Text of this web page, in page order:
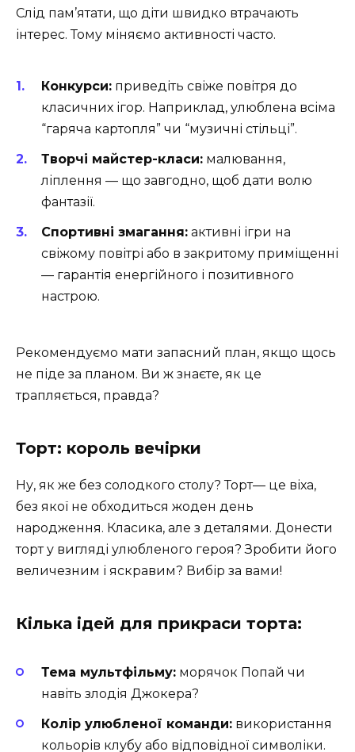
Слід пам’ятати, що діти швидко втрачають
інтерес. Тому міняємо активності часто.
Конкурси: приведіть свіже повітря до
класичних ігор. Наприклад, улюблена всіма
“гаряча картопля” чи “музичні стільці”.
Творчі майстер-класи: малювання,
ліплення — що завгодно, щоб дати волю
фантазії.
Спортивні змагання: активні ігри на
свіжому повітрі або в закритому приміщенні
— гарантія енергійного і позитивного
настрою.
Рекомендуємо мати запасний план, якщо щось
не піде за планом. Ви ж знаєте, як це
трапляється, правда?
Торт: король вечірки
Ну, як же без солодкого столу? Торт— це віха,
без якої не обходиться жоден день
народження. Класика, але з деталями. Донести
торт у вигляді улюбленого героя? Зробити його
величезним і яскравим? Вибір за вами!
Кілька ідей для прикраси торта:
Тема мультфільму: морячок Попай чи
навіть злодія Джокера?
Колір улюбленої команди: використання
кольорів клубу або відповідної символіки.